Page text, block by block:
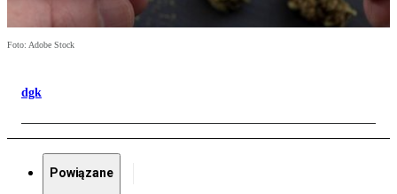
Foto: Adobe Stock
dgk
Powiązane